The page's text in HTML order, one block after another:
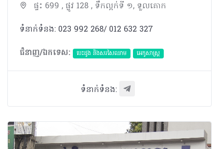
ផ្ទះ 699 , ផ្លូវ 128 , ទឹកល្អក់ទី ១, ទួលគោក
ទំនាក់ទំនង: 023 992 268/ 012 632 327
ជំនាញ/ឯកទេស:
បេះដូង​ និងសរសៃឈាម អេកូសាស្រ្ត
ទំនាក់ទំនង: